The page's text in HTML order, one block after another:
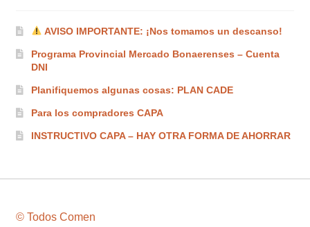
Sugerencias y consultas
Cómo Comprar?
AVISO IMPORTANTE: ¡Nos tomamos un descanso!
Programa Provincial Mercado Bonaerenses – Cuenta
DNI
Planifiquemos algunas cosas: PLAN CADE
Para los compradores CAPA
INSTRUCTIVO CAPA – HAY OTRA FORMA DE AHORRAR
© Todos Comen